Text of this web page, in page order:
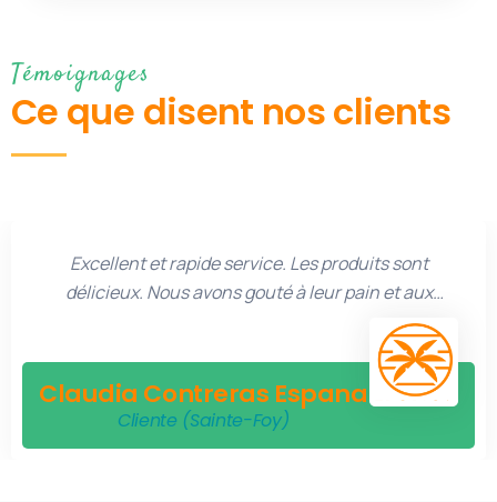
Témoignages
Ce que disent nos clients
Excellent et rapide service. Les produits sont
délicieux. Nous avons gouté à leur pain et aux
pastelitos avec bocadillo et ils étaient très bons. Je
recommande beaucoup Épicerie Tropica et leur
Claudia Contreras Espana
Cliente (Sainte-Foy)